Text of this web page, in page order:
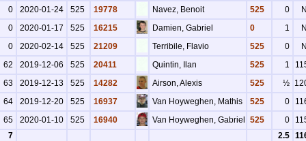
0 2020-01-24 525 19778 Navez, Benoit 525 0
0
2020-01-17 525 16215 Damien, Gabriel 0 1
0
2020-02-14 525 21209 Terribile, Flavio 525 0
62
2019-12-06 525 20411 Quintin, Ilan 525 1
63
2019-12-13 525 14282 Airson, Alexis 525 ½
64
2019-12-20 525 16937 Van Hoyweghen, Mathis 525 0
65
2020-01-10 525 16940 Van Hoyweghen, Gabriel 525 0
7
2.5